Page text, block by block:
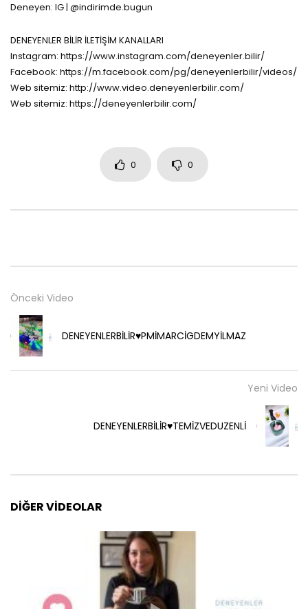
Deneyen: IG | @indirimde.bugun
DENEYENLER BİLİR İLETİŞİM KANALLARI
Instagram: https://www.instagram.com/deneyenler.bilir/
Facebook: https://m.facebook.com/pg/deneyenlerbilir/videos/
Web sitemiz: http://www.video.deneyenlerbilir.com/
Web sitemiz: https://deneyenlerbilir.com/
0 0
Önceki Video
DENEYENLERBİLİR♥️PMİMARCİGDEMYİLMAZ
Yeni Video
DENEYENLERBİLİR♥️TEMİZVEDUZENLİ
DIĞER VIDEOLAR